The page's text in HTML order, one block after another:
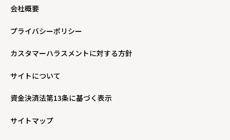
会社概要
プライバシーポリシー
カスタマーハラスメントに対する方針
サイトについて
資金決済法第13条に基づく表示
サイトマップ